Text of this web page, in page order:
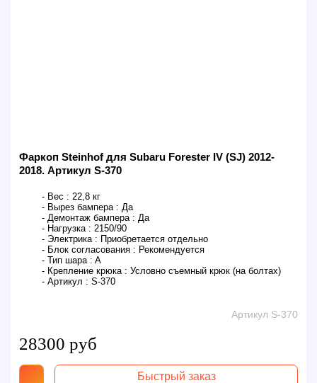
Фаркоп Steinhof для Subaru Forester IV (SJ) 2012-
2018. Артикул S-370
- Вес : 22,8 кг
- Вырез бампера : Да
- Демонтаж бампера : Да
- Нагрузка : 2150/90
- Электрика : Приобретается отдельно
- Блок согласования : Рекомендуется
- Тип шара : A
- Крепление крюка : Условно съемный крюк (на болтах)
- Артикул : S-370
Артикул S-370
28300 руб
Быстрый заказ